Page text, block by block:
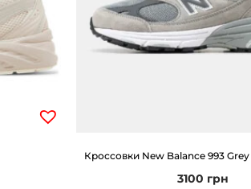
Кроссовки New Balance 993 Grey
3100 грн